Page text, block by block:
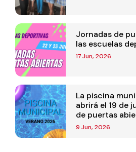
Jornadas de
las escuelas
17 Jun, 2026
La piscina
abrirá el 19 de
de puertas
9 Jun, 2026